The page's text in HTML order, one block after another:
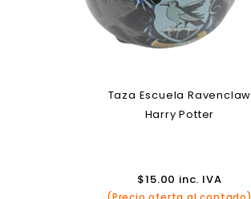
Taza Escuela Ravenclaw
Harry Potter
$15.00 inc. IVA